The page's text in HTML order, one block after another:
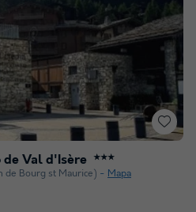
de Val d'Isère ★★★
de Bourg st Maurice) Mapa